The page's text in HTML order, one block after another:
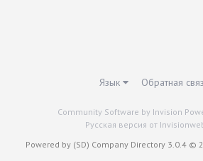
Язык Обратная
Community Software by Invision
Русская версия от
Powered by (SD) Company Directory 3.0.4 ©